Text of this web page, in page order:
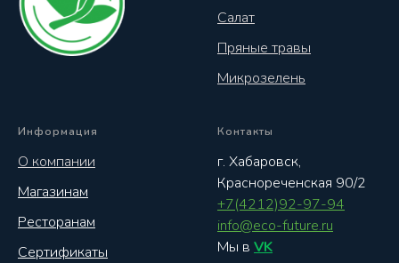
Салат
Пряные травы
Микрозелень
Информация
О компании
Магазинам
Ресторанам
Сертификаты
Контакты
г. Хабаровск,
Краснореченская 90/2
+7(4212)92-97-94
info@eco-future.ru
Мы в VK